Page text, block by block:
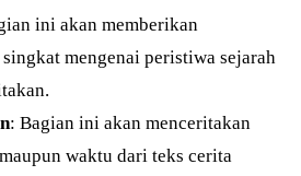
ini akan memberikan
mengenai peristiwa sejarah
: Bagian ini akan menceritakan
waktu dari teks cerita